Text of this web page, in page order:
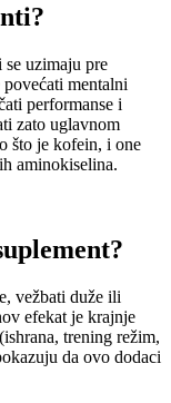
uzimaju pre
mentalni
performanse i
zato uglavnom
što je kofein, i one
aminokiselina.
vežbati duže ili
efekat je krajnje
trening režim,
da ovo dodaci